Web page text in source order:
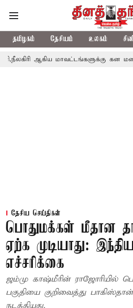
தமிழகம் தேசியம் உலகம்
மாவட்டங்களுக்கு கன மழை எச்சரிக்கை
தேசிய செய்திகள்
பொதுமக்கள் மீதான
ஏற்க முடியாது:
எச்சரிக்கை
ஜம்மு காஷ்மீரின் ராஜோரியில்
பகுதியை குறிவைத்து
நடத்தியது.